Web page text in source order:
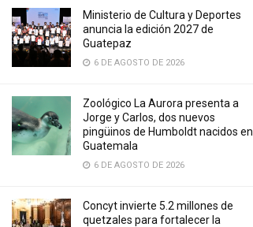
Ministerio de Cultura y Deportes
anuncia la edición 2027 de
Guatepaz
6 DE AGOSTO DE 2026
Zoológico La Aurora presenta a
Jorge y Carlos, dos nuevos
pingüinos de Humboldt nacidos en
Guatemala
6 DE AGOSTO DE 2026
Concyt invierte 5.2 millones de
quetzales para fortalecer la